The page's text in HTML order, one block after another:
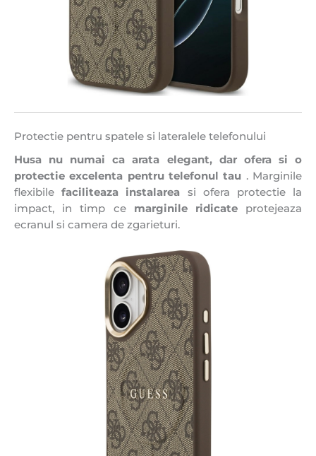
Protectie pentru spatele si lateralele telefonului
Husa nu numai ca arata elegant, dar ofera si o
protectie excelenta pentru telefonul tau . Marginile
flexibilefaciliteaza instalarea si ofera protectie la
impact, in timp ce marginile ridicateprotejeaza
ecranul si camera de zgarieturi.